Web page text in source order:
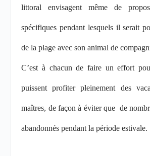
littoral envisagent même de
spécifiques pendant lesquels il serait
de la plage avec son animal de
C’est à chacun de faire un effort
puissent profiter pleinement des
maîtres, de façon à éviter que de
abandonnés pendant la période estivale.